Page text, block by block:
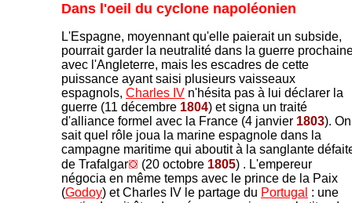
Dans l'oeil du cyclone napoléonien
L'Espagne, moyennant qu'elle paierait un subside,
pourrait garder la neutralité dans la guerre
avec l'Angleterre, mais les escadres de cette
puissance ayant saisi plusieurs vaisseaux
espagnols, Charles IV n'hésita pas à lui déclarer la
guerre (11 décembre 1804) et signa un traité
d'alliance formel avec la France (4 janvier 1803). On
sait quel rôle joua la marine espagnole dans la
campagne maritime qui aboutit à la sanglante
de Trafalgar
(20 octobre 1805) . L'empereur
négocia en même temps avec le prince de la Paix
(Godoy) et Charles IV le partage du Portugal : une